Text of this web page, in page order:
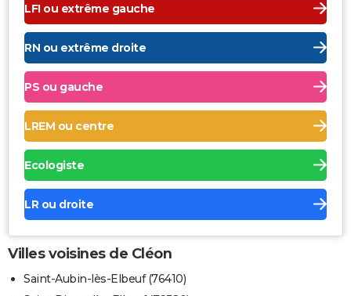
LFI ou extrême gauche
RN ou extrême droite
PS ou gauche
LREM ou centre
Ecologiste
LR ou droite
Villes voisines de Cléon
Saint-Aubin-lès-Elbeuf (76410)